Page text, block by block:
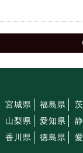
宮城県 福島県
山梨県 愛知県
香川県 徳島県